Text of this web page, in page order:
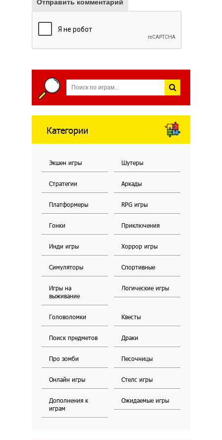
Отправить комментарий
Категории
Экшен игры Шутеры
Стратегии Аркады
Платформеры RPG игры
Гонки Приключения
Инди игры Хоррор игры
Симуляторы Спортивные
Игры на
выживание
Логические игры
Головоломки Квесты
Поиск предметов Драки
Про зомби Песочницы
Онлайн игры Стелс игры
Дополнения к
играм
Ожидаемые игры